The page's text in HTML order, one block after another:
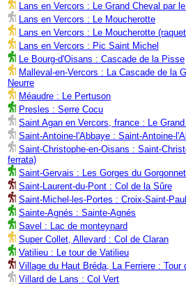
Lans en Vercors : Le Grand Cheval par
Lans en Vercors : Le Moucherotte
Lans en Vercors : Le Moucherotte
Lans en Vercors : Pic Saint Michel
Le Bourg-d'Oisans : Cascade de la Pisse
Malleval-en-Vercors : La Cascade de la
Neurre
Méaudre : Le Pertuson
Presles : Serre Cocu
Saint Agan en Vercors, france : Le
Saint-Antoine-l'Abbaye : Saint-Antoine-
Saint-Christophe-en-Oisans : Saint-
ferrata)
Saint-Gervais : Les Gorges du Gorgonnet
Saint-Laurent-du-Pont : Col de la Sûre
Saint-Michel-les-Portes : Croix-Saint-Paul
Sainte-Agnés : Sainte-Agnés
Savel : Lac de monteynard
Super Collet, Allevard : Col de Claran
Vatilieu : Le tour de Vatilieu
Village du Haut Bréda, La Ferriere : Tour
Villard de Lans : Col Vert